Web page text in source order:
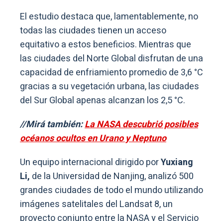
El estudio destaca que, lamentablemente, no
todas las ciudades tienen un acceso
equitativo a estos beneficios. Mientras que
las ciudades del Norte Global disfrutan de una
capacidad de enfriamiento promedio de 3,6 °C
gracias a su vegetación urbana, las ciudades
del Sur Global apenas alcanzan los 2,5 °C.
//Mirá también:La NASA descubrió posibles
océanos ocultos en Urano y Neptuno
Un equipo internacional dirigido porYuxiang
Li, de la Universidad de Nanjing, analizó 500
grandes ciudades de todo el mundo utilizando
imágenes satelitales del Landsat 8, un
proyecto conjunto entre la NASA y el Servicio